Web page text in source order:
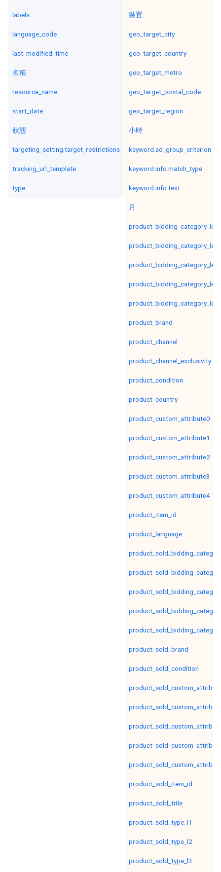
labels
language_code
last_modified_time
名稱
resource_name
start_date
狀態
targeting_setting.target_restrictions
tracking_url_template
type
裝置
geo_target_city
geo_target_country
geo_target_metro
geo_target_postal_code
geo_target_region
小時
keyword.ad_group_criterion
keyword.info.match_type
keyword.info.text
月
product_brand
product_channel
product_channel_exclusivity
product_condition
product_country
product_custom_attribute0
product_custom_attribute1
product_custom_attribute2
product_custom_attribute3
product_custom_attribute4
product_item_id
product_language
product_sold_brand
product_sold_condition
product_sold_item_id
product_sold_title
product_sold_type_l1
product_sold_type_l2
product_sold_type_l3